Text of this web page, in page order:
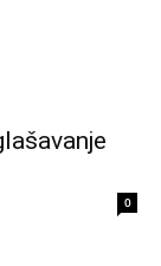
0